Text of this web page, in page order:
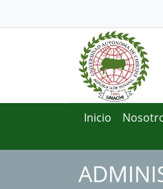
Inicio